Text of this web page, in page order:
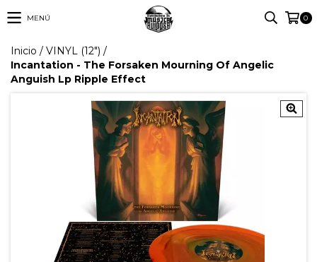
MENÚ 0
Inicio / VINYL (12") /
Incantation - The Forsaken Mourning Of Angelic
Anguish Lp Ripple Effect